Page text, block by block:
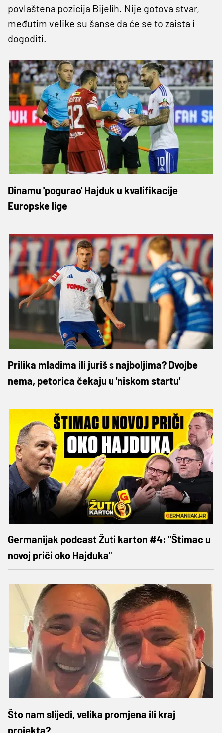
povlaštena pozicija Bijelih. Nije gotova stvar,
međutim velike su šanse da će se to zaista i
dogoditi.
Dinamu 'pogurao' Hajduk u kvalifikacije
Europske lige
Prilika mladima ili juriš s najboljima? Dvojbe
nema, petorica čekaju u 'niskom startu'
Germanijak podcast Žuti karton #4: "Štimac u
novoj priči oko Hajduka"
Što nam slijedi, velika promjena ili kraj
projekta?